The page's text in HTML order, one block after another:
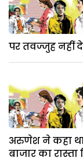
पर तवज्जुह नहीं
अरुणेश ने कहा
बाजार का रास्ता